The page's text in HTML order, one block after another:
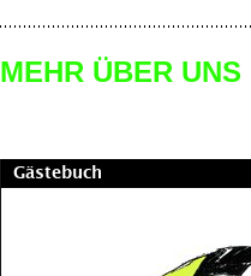
MEHR ÜBER UNS
Gästebuch